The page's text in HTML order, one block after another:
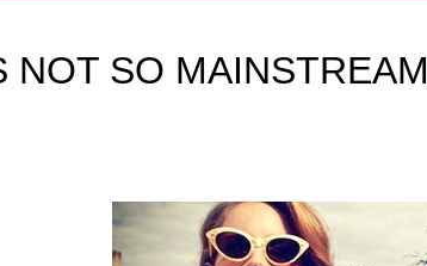
NOT SO MAINSTREAM